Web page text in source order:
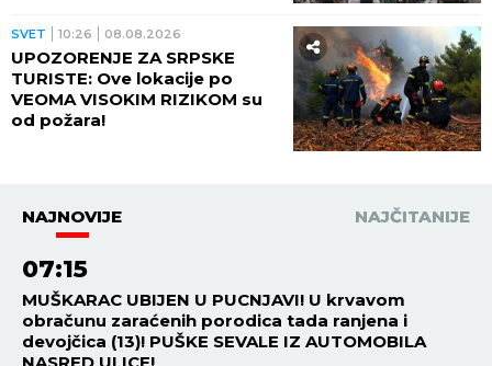
SVET 10:26 08.08.2026
UPOZORENJE ZA SRPSKE
TURISTE: Ove lokacije po
VEOMA VISOKIM RIZIKOM su
od požara!
NAJNOVIJE NAJČITANIJE
07:15
MUŠKARAC UBIJEN U PUCNJAVI! U krvavom
obračunu zaraćenih porodica tada ranjena i
devojčica (13)! PUŠKE SEVALE IZ AUTOMOBILA